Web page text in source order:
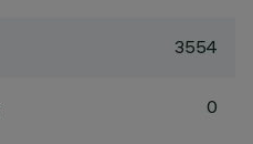
3554
0